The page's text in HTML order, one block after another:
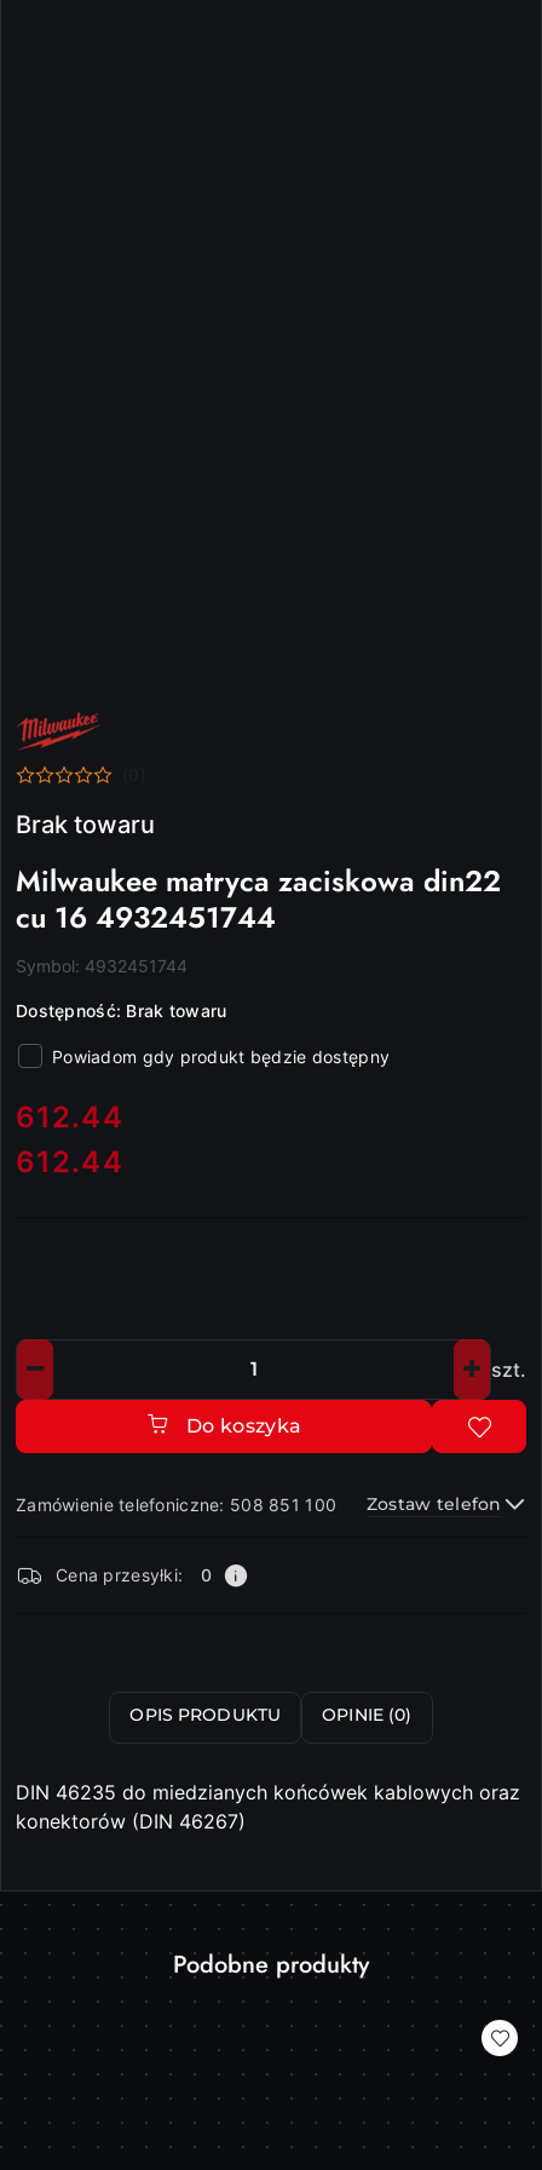
NAZWA
PRODUCENTA:
MILWAUKEE
Brak towaru
Milwaukee matryca zaciskowa din22
cu 16 4932451744
Symbol: 4932451744
Dostępność: Brak towaru
Powiadom gdy produkt będzie dostępny
cena:
612.44
Cena:
612.44
Ilość szt.
Do koszyka
Zamówienie telefoniczne: 508 851 100 Zostaw telefon
i
Cena przesyłki: 0
OPIS PRODUKTU OPINIE (0)
DIN 46235 do miedzianych końcówek kablowych oraz
konektorów (DIN 46267)
Pomiń karuzelę produktów
Produkty
statusie:
Podobne produkty